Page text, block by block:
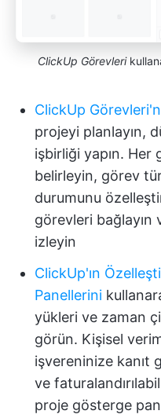
ClickUp Görevleri
ClickUp
projeyi planlayın,
işbirliği yapın.
belirleyin, görev
durumunu
görevleri bağlayın
izleyin
ClickUp'ın
Panellerini
yükleri ve zaman
görün. Kişisel
işvereninize kanıt
ve
proje gösterge